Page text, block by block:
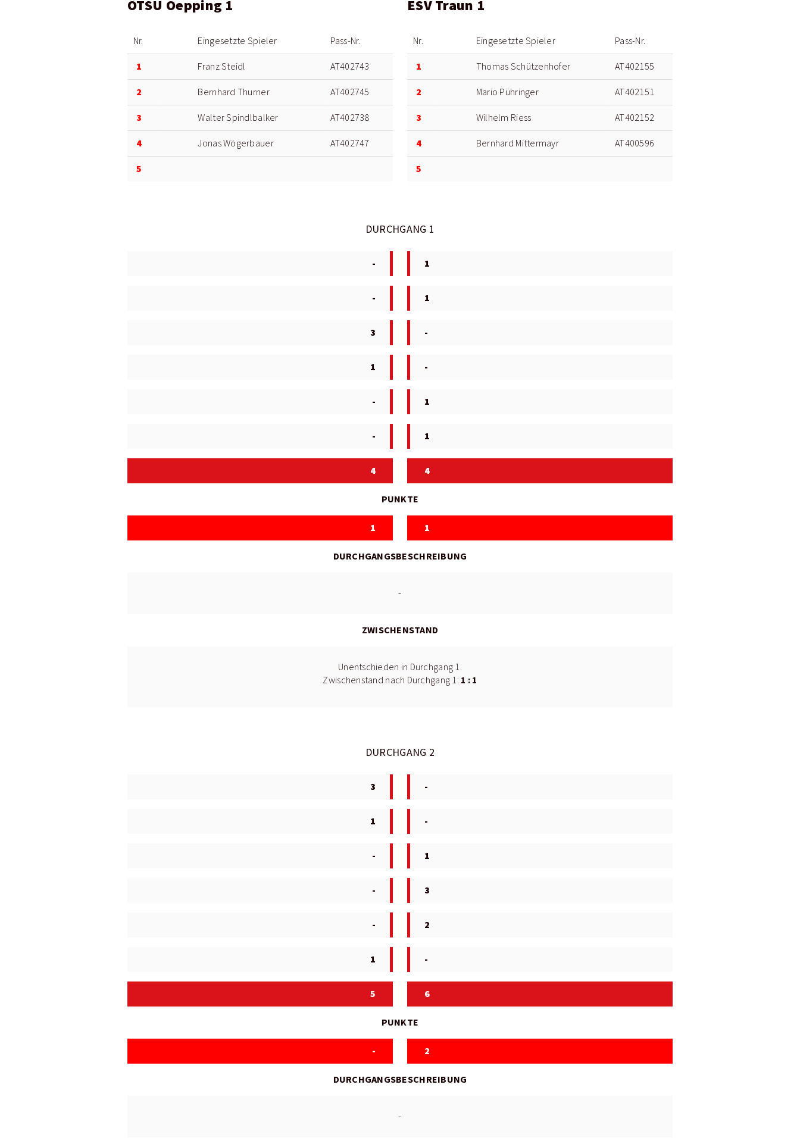
ÖTSU Oepping 1
Nr. Eingesetzte Spieler Pass-Nr.
1 Franz Steidl AT402743
2 Bernhard Thurner AT402745
3 Walter Spindlbalker AT402738
4 Jonas Wögerbauer AT402747
5
ESV Traun 1
Nr. Eingesetzte Spieler Pass-Nr.
1 Thomas Schützenhofer AT402155
2 Mario Pühringer AT402151
3 Wilhelm Riess AT402152
4 Bernhard Mittermayr AT400596
5
DURCHGANG 1
- 1
- 1
3 -
1 -
- 1
- 1
4 4
PUNKTE
1 1
DURCHGANGSBESCHREIBUNG
-
ZWISCHENSTAND
Unentschieden in Durchgang 1.
Zwischenstand nach Durchgang 1: 1 : 1
DURCHGANG 2
3 -
1 -
- 1
- 3
- 2
1 -
5 6
PUNKTE
- 2
DURCHGANGSBESCHREIBUNG
-